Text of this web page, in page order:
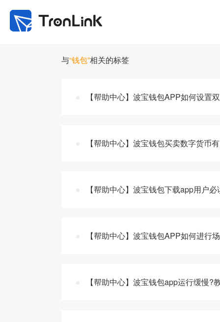
与“钱包”相关的标签
【帮助中心】波宝钱包APP如何设置
【帮助中心】波宝钱包买卖数字货币
【帮助中心】波宝钱包下载app用户
【帮助中心】波宝钱包APP如何进行
【帮助中心】波宝钱包app运行缓慢?